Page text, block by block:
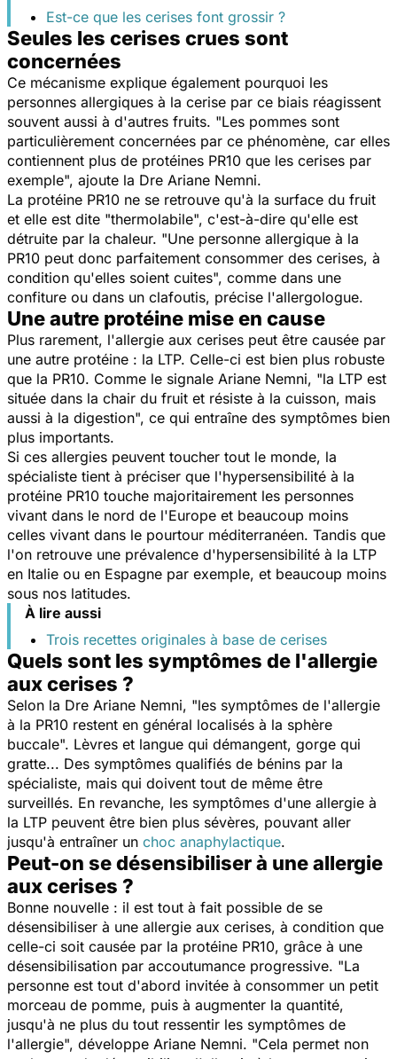
Est-ce que les cerises font grossir ?
Seules les cerises crues sont
concernées
Ce mécanisme explique également pourquoi les
personnes allergiques à la cerise par ce biais réagissent
souvent aussi à d'autres fruits. "Les pommes sont
particulièrement concernées par ce phénomène, car elles
contiennent plus de protéines PR10 que les cerises par
exemple", ajoute la Dre Ariane Nemni.
La protéine PR10 ne se retrouve qu'à la surface du fruit
et elle est dite "thermolabile", c'est-à-dire qu'elle est
détruite par la chaleur. "Une personne allergique à la
PR10 peut donc parfaitement consommer des cerises, à
condition qu'elles soient cuites", comme dans une
confiture ou dans un clafoutis, précise l'allergologue.
Une autre protéine mise en cause
Plus rarement, l'allergie aux cerises peut être causée par
une autre protéine : la LTP. Celle-ci est bien plus robuste
que la PR10. Comme le signale Ariane Nemni, "la LTP est
située dans la chair du fruit et résiste à la cuisson, mais
aussi à la digestion", ce qui entraîne des symptômes bien
plus importants.
Si ces allergies peuvent toucher tout le monde, la
spécialiste tient à préciser que l'hypersensibilité à la
protéine PR10 touche majoritairement les personnes
vivant dans le nord de l'Europe et beaucoup moins
celles vivant dans le pourtour méditerranéen. Tandis que
l'on retrouve une prévalence d'hypersensibilité à la LTP
en Italie ou en Espagne par exemple, et beaucoup moins
sous nos latitudes.
À lire aussi
Trois recettes originales à base de cerises
Quels sont les symptômes de l'allergie
aux cerises ?
Selon la Dre Ariane Nemni, "les symptômes de l'allergie
à la PR10 restent en général localisés à la sphère
buccale". Lèvres et langue qui démangent, gorge qui
gratte... Des symptômes qualifiés de bénins par la
spécialiste, mais qui doivent tout de même être
surveillés. En revanche, les symptômes d'une allergie à
la LTP peuvent être bien plus sévères, pouvant aller
jusqu'à entraîner un choc anaphylactique.
Peut-on se désensibiliser à une allergie
aux cerises ?
Bonne nouvelle : il est tout à fait possible de se
désensibiliser à une allergie aux cerises, à condition que
celle-ci soit causée par la protéine PR10, grâce à une
désensibilisation par accoutumance progressive. "La
personne est tout d'abord invitée à consommer un petit
morceau de pomme, puis à augmenter la quantité,
jusqu'à ne plus du tout ressentir les symptômes de
l'allergie", développe Ariane Nemni. "Cela permet non